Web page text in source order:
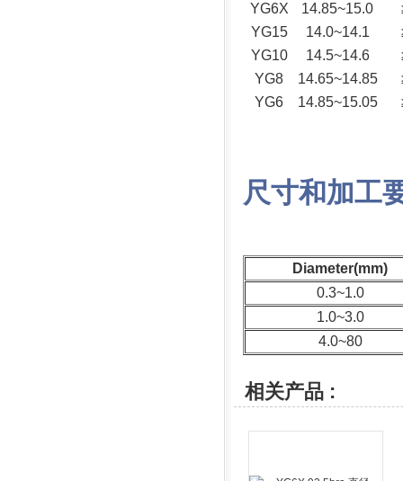
YG6X
14.85~15.0
YG15
14.0~14.1
YG10
14.5~14.6
YG8
14.65~14.85
YG6
14.85~15.05
尺寸和加工
Diameter(mm)
0.3~1.0
1.0~3.0
4.0~80
相关产品 :